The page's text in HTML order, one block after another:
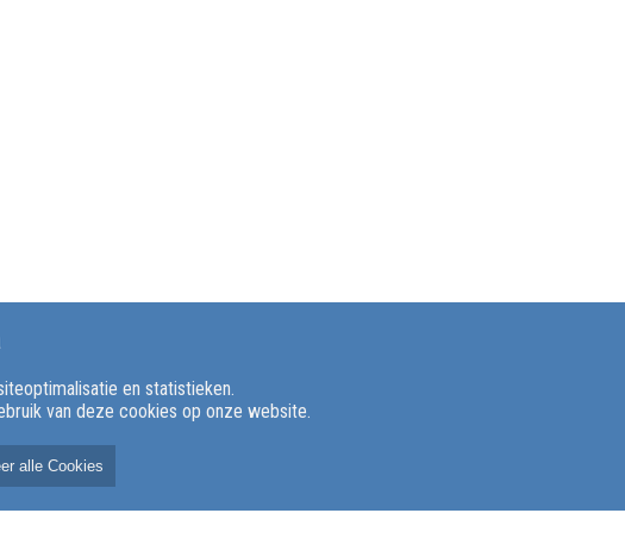
en statistieken.
van deze cookies op onze website.
alle Cookies